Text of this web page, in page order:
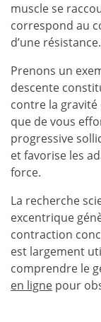
muscle se
correspond au
d’une résistance.
Prenons un
descente
contre la
que de vous
progressive
et favorise les
force.
La recherche
excentrique
contraction
est largement
comprendre le
en ligne pour